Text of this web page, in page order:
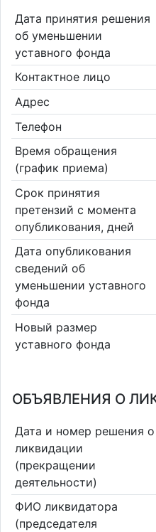
Дата принятия решения
об уменьшении
уставного фонда
Контактное лицо
Адрес
Телефон
Время обращения
(график приема)
Срок принятия
претензий с момента
опубликования, дней
Дата опубликования
сведений об
уменьшении уставного
фонда
Новый размер
уставного фонда
ОБЪЯВЛЕНИЯ О
Дата и номер решения о
ликвидации
(прекращении
деятельности)
ФИО ликвидатора
(председателя